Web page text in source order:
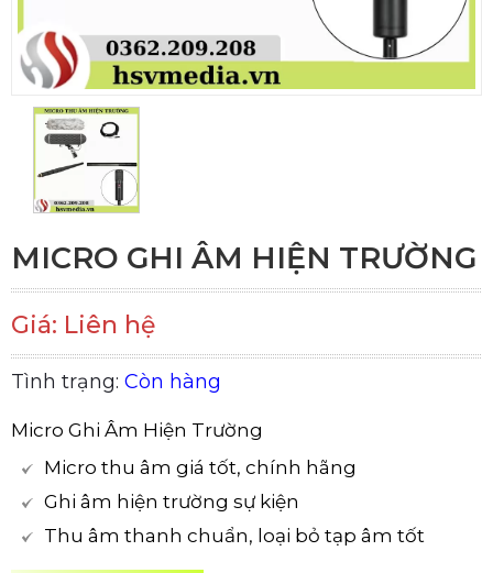
MICRO GHI ÂM HIỆN TRƯỜNG
Giá: Liên hệ
Tình trạng: Còn hàng
Micro Ghi Âm Hiện Trường
Micro thu âm giá tốt, chính hãng
Ghi âm hiện trường sự kiện
Thu âm thanh chuẩn, loại bỏ tạp âm tốt